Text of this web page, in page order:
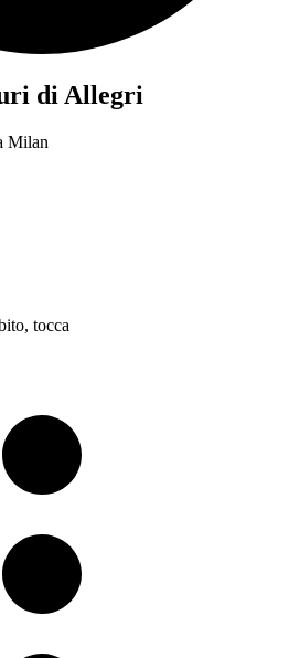
di Allegri
Milan
tocca